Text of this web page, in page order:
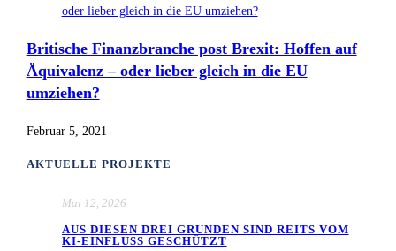
Britische Finanzbranche post Brexit: Hoffen auf
Äquivalenz – oder lieber gleich in die EU
umziehen?
Februar 5, 2021
AKTUELLE PROJEKTE
Mai 12, 2026
AUS DIESEN DREI GRÜNDEN SIND REITS VOM
KI-EINFLUSS GESCHÜTZT